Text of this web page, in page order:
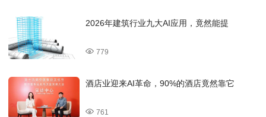
2026年建筑行业九大AI应用，竟然能提
779
酒店业迎来AI革命，90%的酒店竟然靠它
761